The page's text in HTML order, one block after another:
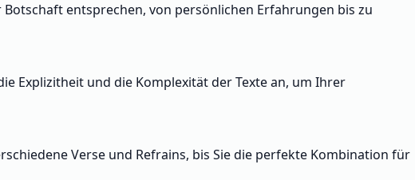
entsprechen, von persönlichen Erfahrungen bis zu
Explizitheit und die Komplexität der Texte an, um Ihrer
Verse und Refrains, bis Sie die perfekte Kombination für